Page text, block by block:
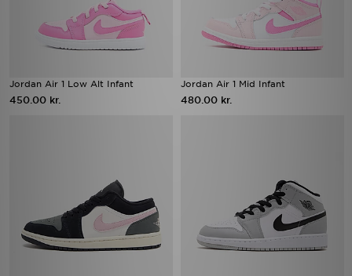
Jordan Air 1 Low Alt Infant
450.00 kr.
Jordan Air 1 Mid Infant
480.00 kr.